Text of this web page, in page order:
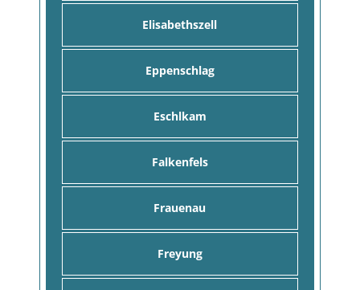
Elisabethszell
Eppenschlag
Eschlkam
Falkenfels
Frauenau
Freyung